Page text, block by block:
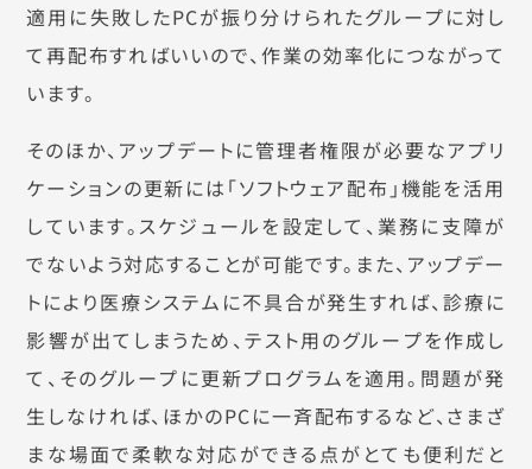
適用に失敗したPCが振り分けられたグループに対し
て再配布すればいいので、作業の効率化につながって
います。
そのほか、アップデートに管理者権限が必要なアプリ
ケーションの更新には「ソフトウェア配布」機能を活用
しています。スケジュールを設定して、業務に支障が
でないよう対応することが可能です。また、アップデー
トにより医療システムに不具合が発生すれば、診療に
影響が出てしまうため、テスト用のグループを作成し
て、そのグループに更新プログラムを適用。問題が発
生しなければ、ほかのPCに一斉配布するなど、さまざ
まな場面で柔軟な対応ができる点がとても便利だと